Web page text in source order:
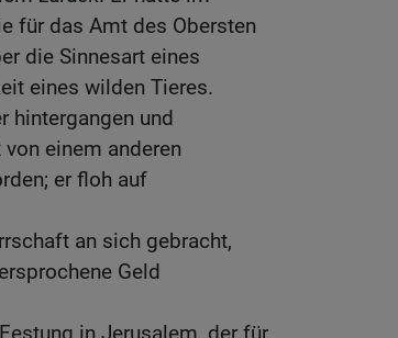
für das Amt des Obersten
die Sinnesart eines
eines wilden Tieres.
hintergangen und
einem anderen
er floh auf
an sich gebracht,
Geld
in Jerusalem, der für